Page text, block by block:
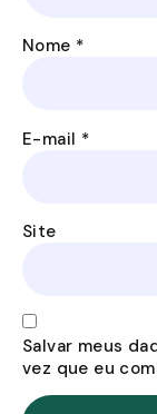
Nome *
E-mail *
Site
Salvar meus
vez que eu